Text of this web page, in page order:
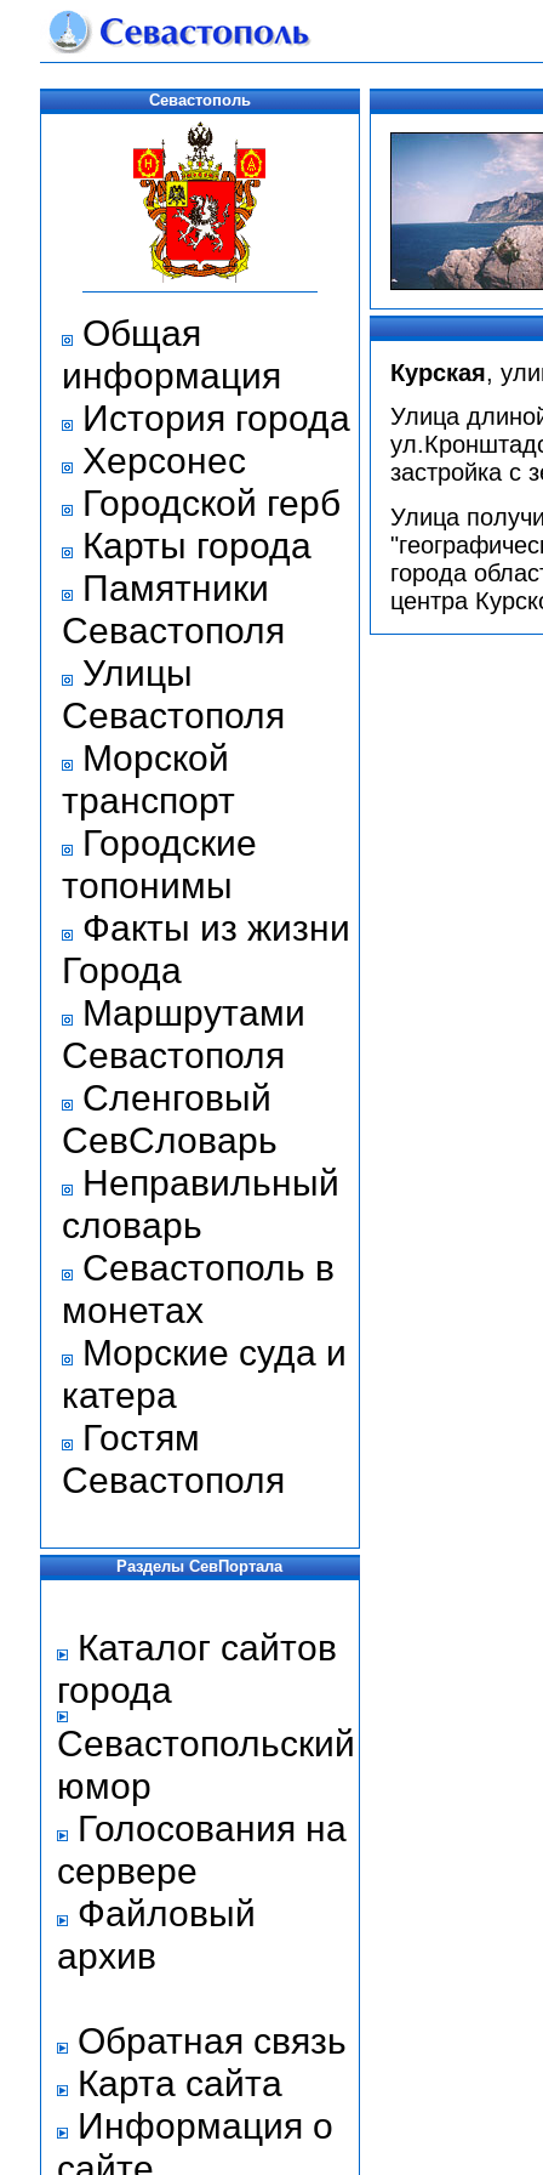
Севастополь
Общая
информация
История города
Херсонес
Городской герб
Карты города
Памятники
Севастополя
Улицы
Севастополя
Морской
транспорт
Городские
топонимы
Факты из жизни
Города
Маршрутами
Севастополя
Сленговый
СевСловарь
Неправильный
словарь
Севастополь в
монетах
Морские суда и
катера
Гостям
Севастополя
Разделы СевПортала
Каталог сайтов
города
Севастопольский
юмор
Голосования на
сервере
Файловый
архив
Обратная связь
Карта сайта
Информация о
Курская,
Улица
застройка с
Улица
города
центра